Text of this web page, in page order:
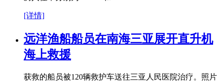
[详情]
远洋渔船船员在南海三亚展开直升机
海上救援
获救的船员被120辆救护车送往三亚人民医院治疗。照片